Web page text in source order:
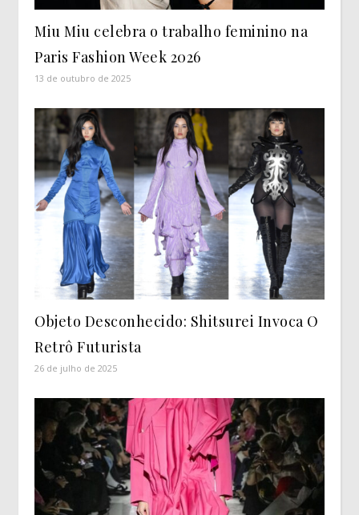
Miu Miu celebra o trabalho feminino na
Paris Fashion Week 2026
13 de outubro de 2025
Objeto Desconhecido: Shitsurei Invoca O
Retrô Futurista
26 de julho de 2025